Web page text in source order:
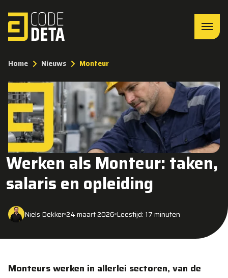
Home Nieuws Monteur
Werken als Monteur: taken,
salaris en opleiding
Niels Dekker24 maart 2026 Leestijd: 17 minuten
Monteurs werken in allerlei sectoren, van de